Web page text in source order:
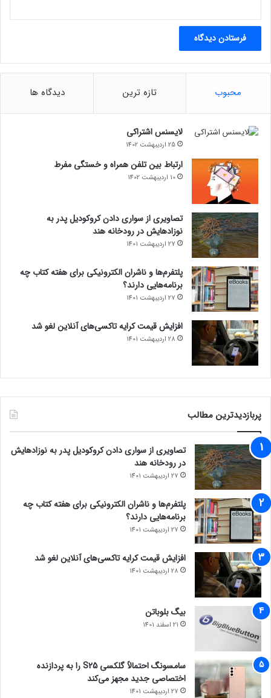
محبوب تازه ترین دیدگاه ها
لایسنس اشتراکی
25 اردیبهشت 1402
ارتباط بین تلفن همراه و خستگی مفرط
10 اردیبهشت 1402
تصاویری از سواری دادن کروکودیل پدر به
نوزادهایش در رودخانه هند
27 اردیبهشت 1401
پلتفرم‌ها و ناشران الکترونیکی برای هفته کتاب چه
برنامه‌هایی دارند؟
27 اردیبهشت 1401
افزایش قیمت کرایه تاکسی‌های آنلاین لغو شد
28 اردیبهشت 1401
پربازدیدترین مطالب
تصاویری از سواری دادن کروکودیل پدر به نوزادهایش
در رودخانه هند
27 اردیبهشت 1401
پلتفرم‌ها و ناشران الکترونیکی برای هفته کتاب چه
برنامه‌هایی دارند؟
27 اردیبهشت 1401
افزایش قیمت کرایه تاکسی‌های آنلاین لغو شد
28 اردیبهشت 1401
بیگ بلوباتن
21 اسفند 1401
سامسونگ احتمالاً گلکسی S25 را به پردازنده
اختصاصی جدید مجهز می‌کند
27 اردیبهشت 1401